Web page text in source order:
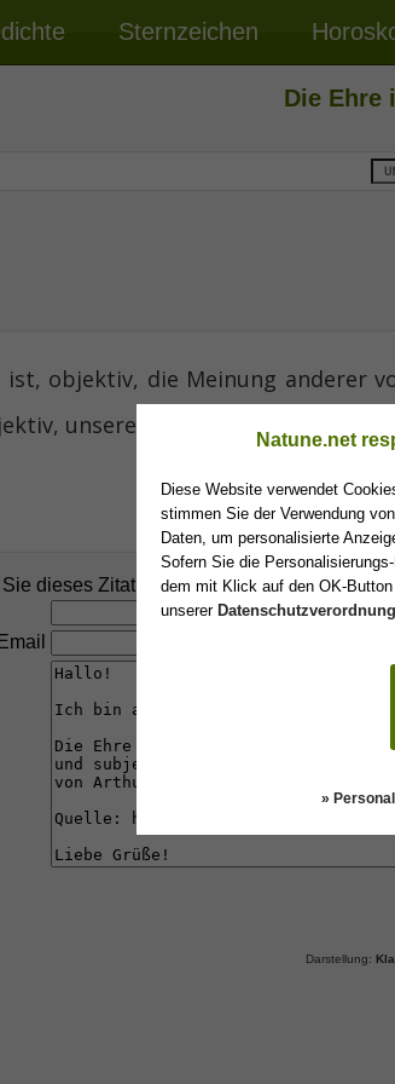
Sternzeichen
Die Ehre
ist, objektiv, die Meinung anderer
unsere Furcht vor dieser
dieses Zitat an einen Freund oder an
Darstellung:
Natune.net
Diese Website verwendet
stimmen Sie der Verwendung
Daten, um personalisierte
Sofern Sie die
dem mit Klick auf den OK-
unserer Datenschutzverordnung
»